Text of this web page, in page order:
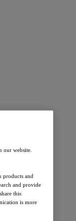
our website.
products and
and provide
this
is more